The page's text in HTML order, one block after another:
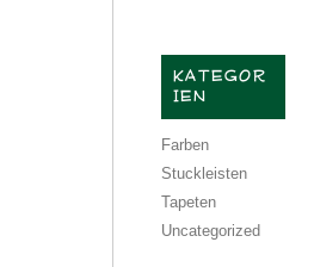
KATEGOR
IEN
Farben
Stuckleisten
Tapeten
Uncategorized